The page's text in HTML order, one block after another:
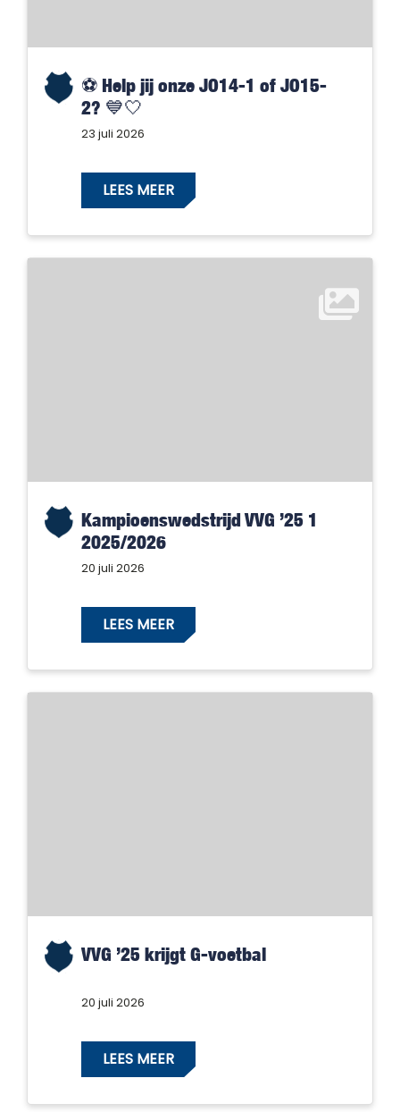
⚽️ Help jij onze JO14-1 of JO15-
2? 💙🤍
23 juli 2026
LEES MEER
Kampioenswedstrijd VVG ’25 1
2025/2026
20 juli 2026
LEES MEER
VVG ’25 krijgt G-voetbal
20 juli 2026
LEES MEER